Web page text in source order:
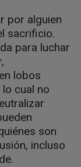
por alguien
sacrificio.
para luchar
lobos
cual no
son
incluso